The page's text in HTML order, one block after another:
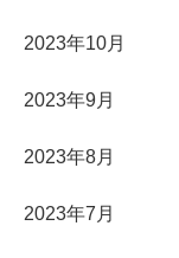
2023年10月
2023年9月
2023年8月
2023年7月